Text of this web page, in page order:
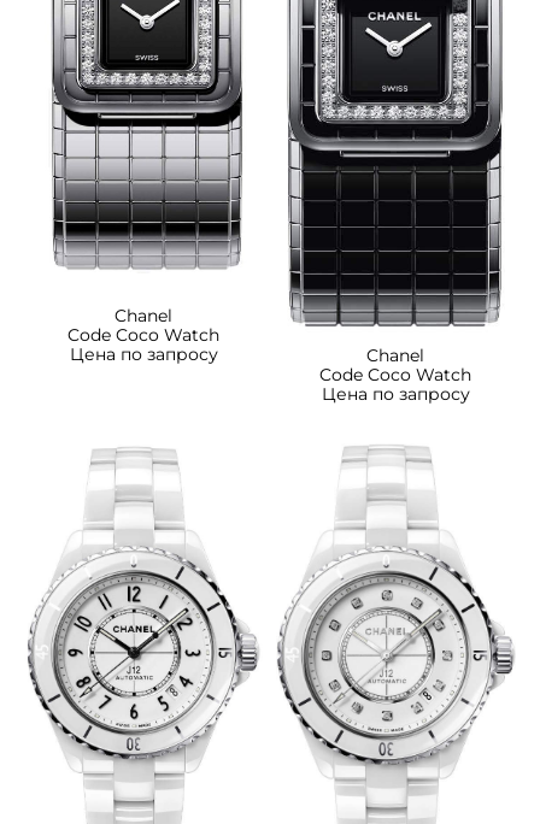
Chanel
Code Coco Watch
Цена по запросу
Chanel
Code Coco Watch
Цена по запросу